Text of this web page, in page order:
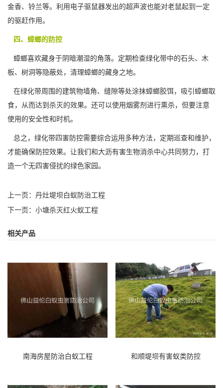
金香、铃兰等。利用电子驱鼠器发出的超声波也能对老鼠起到一定
的驱赶作用。
四、蟑螂的防控
蟑螂喜欢藏身于阴暗潮湿的角落。定期检查绿化带中的石头、木
板、树洞等隐蔽处，清理蟑螂的藏身之地。
在绿化带周围的建筑物墙角、缝隙等处涂抹蟑螂胶饵，吸引蟑螂取
食，从而达到杀灭的效果。还可以使用烟雾剂进行熏杀，但要注意
使用的安全性和时机。
总之，绿化带四害防控需要综合运用多种方法，定期巡查和维护，
才能确保防控效果。让我们和大沥有害生物消杀中心共同努力，打
造一个无四害侵扰的绿色家园。
上一页： 丹灶堤坝白蚁防治工程
下一页： 小塘杀灭红火蚁工程
相关产品
南海房屋防治白蚁工程 和顺堤坝有害蚁类防控